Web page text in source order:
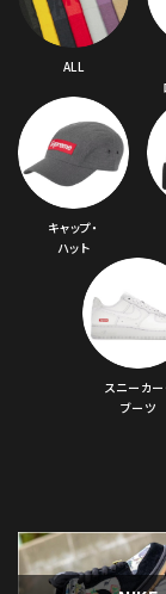
コラボレーショ
シーズンから
並び順
価格から探す
ALL
キャップ・
ハット
スニーカー
ブーツ